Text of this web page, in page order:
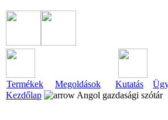
Termékek Megoldások Kutatás
Kezdőlap
Angol gazdasági szótár